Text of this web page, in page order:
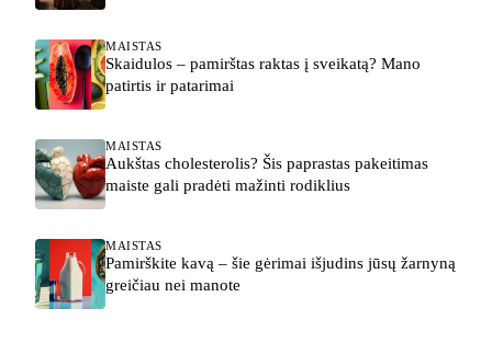
MAISTAS
Skaidulos – pamirštas raktas į sveikatą? Mano
patirtis ir patarimai
MAISTAS
Aukštas cholesterolis? Šis paprastas pakeitimas
maiste gali pradėti mažinti rodiklius
MAISTAS
Pamirškite kavą – šie gėrimai išjudins jūsų žarnyną
greičiau nei manote